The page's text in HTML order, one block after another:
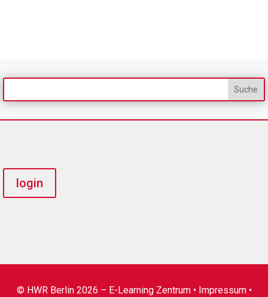
login
© HWR Berlin 2026 – E-Learning Zentrum • Impressum•